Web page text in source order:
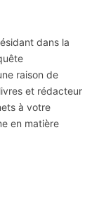
dans la
raison de
et rédacteur
à votre
en matière